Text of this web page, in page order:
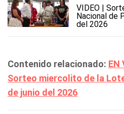
VIDEO |
Nacional de
del 2026
Contenido relacionado: EN
Sorteo miercolito de la
de junio del 2026